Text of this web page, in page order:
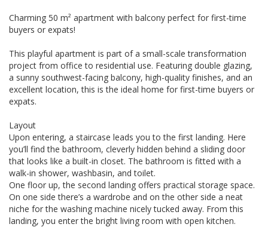
Charming 50 m² apartment with balcony perfect for first-time
buyers or expats!
This playful apartment is part of a small-scale transformation
project from office to residential use. Featuring double glazing,
a sunny southwest-facing balcony, high-quality finishes, and an
excellent location, this is the ideal home for first-time buyers or
expats.
Layout
Upon entering, a staircase leads you to the first landing. Here
you’ll find the bathroom, cleverly hidden behind a sliding door
that looks like a built-in closet. The bathroom is fitted with a
walk-in shower, washbasin, and toilet.
One floor up, the second landing offers practical storage space.
On one side there’s a wardrobe and on the other side a neat
niche for the washing machine nicely tucked away. From this
landing, you enter the bright living room with open kitchen.